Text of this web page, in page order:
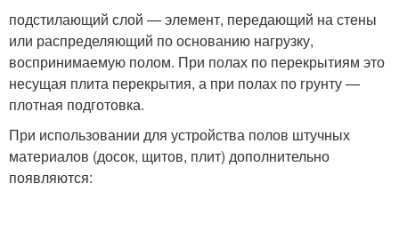
подстилающий слой — элемент, передающий на стены
или распределяющий по основанию нагрузку,
воспринимаемую полом. При полах по перекрытиям это
несущая плита перекрытия, а при полах по грунту —
плотная подготовка.
При использовании для устройства полов штучных
материалов (досок, щитов, плит) дополнительно
появляются: